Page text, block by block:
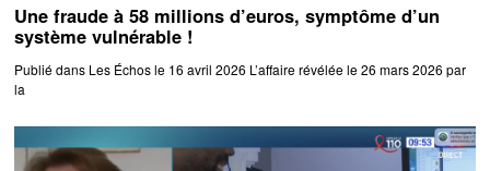
Une fraude à 58 millions d’euros, symptôme d’un
système vulnérable !
Publié dans Les Échos le 16 avril 2026 L’affaire révélée le 26 mars 2026 par
la